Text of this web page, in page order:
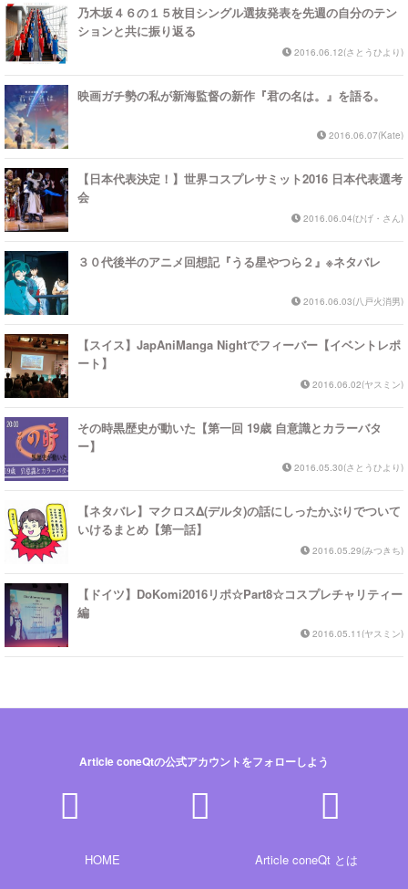
乃木坂４６の１５枚目シングル選抜発表を先週の自分のテン
ションと共に振り返る
2016.06.12(さとうひより)
映画ガチ勢の私が新海監督の新作『君の名は。』を語る。
2016.06.07(Kate)
【日本代表決定！】世界コスプレサミット2016 日本代表選考
会
2016.06.04(ひげ・さん)
３０代後半のアニメ回想記『うる星やつら２』※ネタバレ
2016.06.03(八戸火消男)
【スイス】JapAniManga Nightでフィーバー【イベントレポ
ート】
2016.06.02(ヤスミン)
その時黒歴史が動いた【第一回 19歳 自意識とカラーバタ
ー】
2016.05.30(さとうひより)
【ネタバレ】マクロスΔ(デルタ)の話にしったかぶりでついて
いけるまとめ【第一話】
2016.05.29(みつきち)
【ドイツ】DoKomi2016リポ☆Part8☆コスプレチャリティー
編
2016.05.11(ヤスミン)
Article coneQtの公式アカウントをフォローしよう
HOME Article coneQt とは